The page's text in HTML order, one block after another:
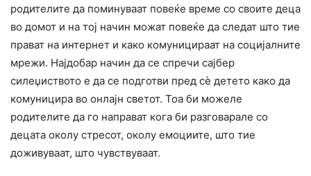
родителите да поминуваат повеќе време со своите деца
во домот и на тој начин можат повеќе да следат што тие
прават на интернет и како комуницираат на социјалните
мрежи. Најдобар начин да се спречи сајбер
силеџиството е да се подготви пред сè детето како да
комуницира во онлајн светот. Тоа би можеле
родителите да го направат кога би разговарале со
децата околу стресот, околу емоциите, што тие
доживуваат, што чувствуваат.